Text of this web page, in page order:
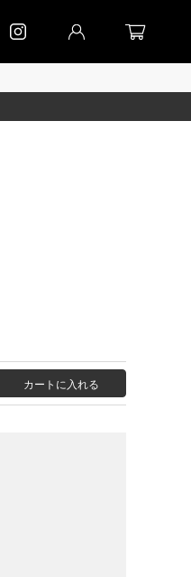
到着｜2026AW「マガジン」
カートに入れる